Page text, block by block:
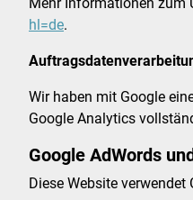
hl=de.
Wir haben mit Google
Google Analytics
Google AdWords
Diese Website